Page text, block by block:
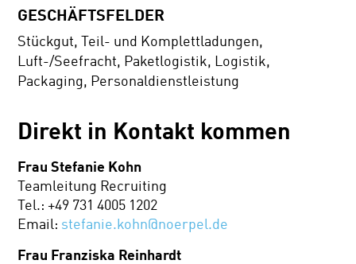
GESCHÄFTSFELDER
Stückgut, Teil- und Komplettladungen,
Luft-/Seefracht, Paketlogistik, Logistik,
Packaging, Personaldienstleistung
Direkt in Kontakt kommen
Frau Stefanie Kohn
Teamleitung Recruiting
Tel.: +49 731 4005 1202
Email: stefanie.kohn@noerpel.de
Frau Franziska Reinhardt